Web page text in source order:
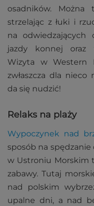
osadników. Można
strzelając z łuki i
na odwiedzających
jazdy konnej oraz
Wizyta w Western
zwłaszcza dla nieco
da się nudzić!
Relaks na plaży
Wypoczynek nad
sposób na spędzanie
w Ustroniu Morskim
zabawy. Tutaj
nad polskim
upalne dni, a nad